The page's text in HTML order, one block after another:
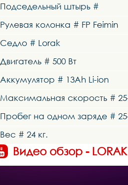
Подседельный штырь #
Рулевая колонка # FP Feimin
Седло # Lorak
Двигатель # 500 Вт
Аккумулятор # 13Ah Li-ion
Максимальная скорость #
Пробег на одном заряде #
Вес # 24 кг.
Видео обзор -